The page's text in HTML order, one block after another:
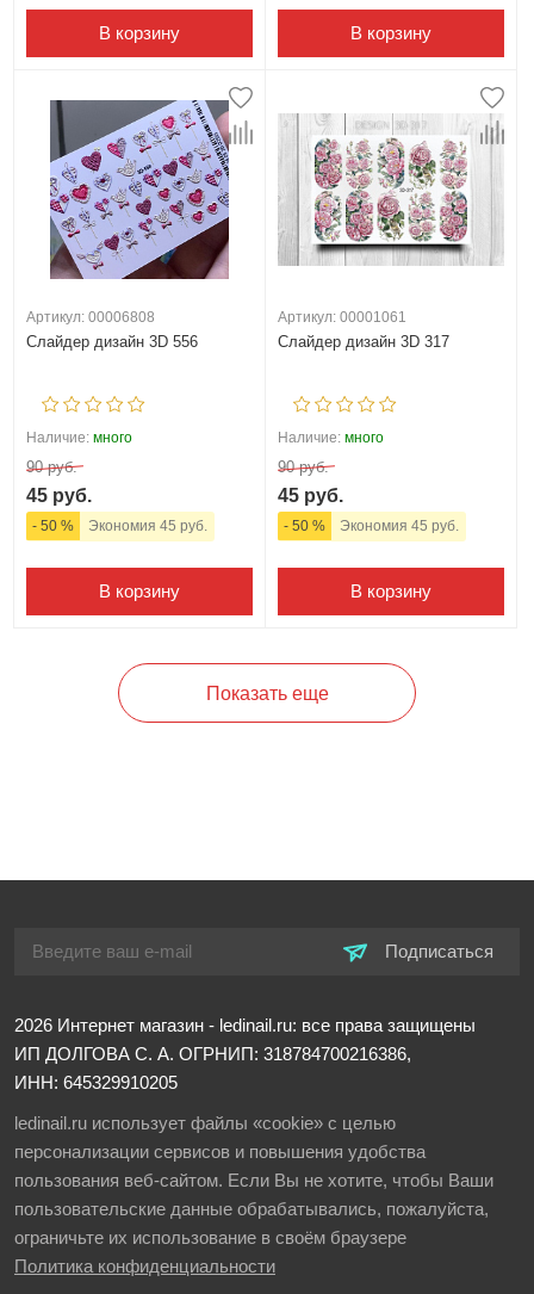
В корзину В корзину
Артикул: 00006808
Слайдер дизайн 3D 556
Наличие: много
90 руб.
45 руб.
- 50 % Экономия 45 руб.
В корзину
Артикул: 00001061
Слайдер дизайн 3D 317
Наличие: много
90 руб.
45 руб.
- 50 % Экономия 45 руб.
В корзину
Показать еще
Подписаться
2026 Интернет магазин - ledinail.ru: все права защищены
ИП ДОЛГОВА С. А. ОГРНИП: 318784700216386,
ИНН: 645329910205
ledinail.ru использует файлы «cookie» с целью
персонализации сервисов и повышения удобства
пользования веб-сайтом. Если Вы не хотите, чтобы Ваши
пользовательские данные обрабатывались, пожалуйста,
ограничьте их использование в своём браузере
Политика конфиденциальности